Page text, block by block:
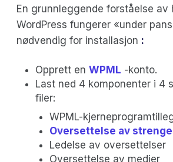
En grunnleggende forståelse av
WordPress fungerer «under
nødvendig for installasjon :
Opprett en WPML -konto.
Last ned 4 komponenter i 4
filer:
WPML-
Oversettelse av
Ledelse av oversettelser
Oversettelse av medier